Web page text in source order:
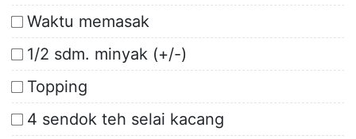
Waktu memasak
1/2 sdm. minyak (+/-)
Topping
4 sendok teh selai kacang